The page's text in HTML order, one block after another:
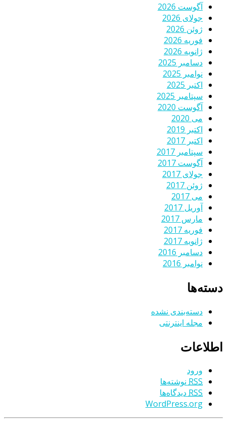
آگوست 2026
جولای 2026
ژوئن 2026
فوریه 2026
ژانویه 2026
دسامبر 2025
نوامبر 2025
اکتبر 2025
سپتامبر 2025
آگوست 2020
می 2020
اکتبر 2019
اکتبر 2017
سپتامبر 2017
آگوست 2017
جولای 2017
ژوئن 2017
می 2017
آوریل 2017
مارس 2017
فوریه 2017
ژانویه 2017
دسامبر 2016
نوامبر 2016
دسته‌ها
دسته‌بندی نشده
مجله اینترنتی
اطلاعات
ورود
RSS نوشته‌ها
RSSدیدگاه‌ها
WordPress.org